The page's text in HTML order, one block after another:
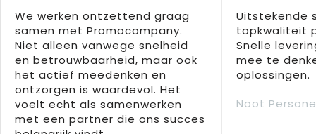
We werken ontzettend graag
samen met Promocompany.
Niet alleen vanwege snelheid
en betrouwbaarheid, maar ook
het actief meedenken en
ontzorgen is waardevol. Het
voelt echt als samenwerken
met een partner die ons succes
Uitstekende
topkwaliteit
Snelle
mee te
oplossingen.
Noot